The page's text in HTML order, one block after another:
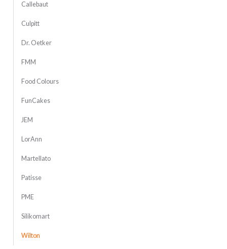
Callebaut
Culpitt
Dr. Oetker
FMM
Food Colours
FunCakes
JEM
LorAnn
Martellato
Patisse
PME
Silikomart
Wilton